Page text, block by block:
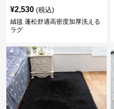
¥2,530 (税込)
絨毯 蓬松舒適高密度加厚洗える
ラグ